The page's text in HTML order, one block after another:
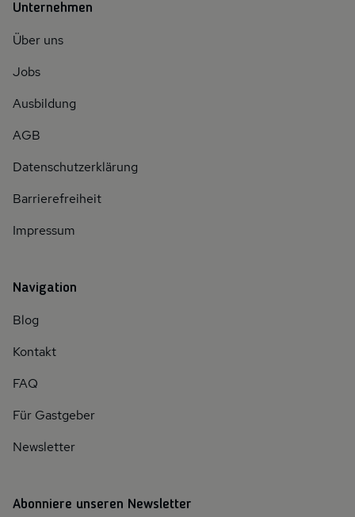
Unternehmen
Über uns
Jobs
Ausbildung
AGB
Datenschutzerklärung
Barrierefreiheit
Impressum
Navigation
Blog
Kontakt
FAQ
Für Gastgeber
Newsletter
Abonniere unseren Newsletter